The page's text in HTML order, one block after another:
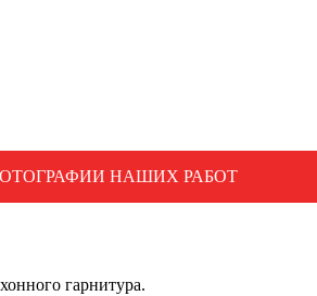
НАШИХ РАБОТ
гарнитура.